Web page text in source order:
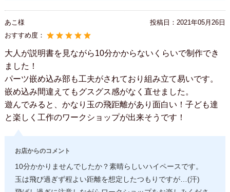
あこ様 投稿日： 2021年05月26日
おすすめ度：
大人が説明書を見ながら10分かからないくらいで制作でき
ました！
パーツ嵌め込み部も工夫がされており組み立て易いです。
嵌め込み間違えてもグスグス感がなく直せました。
遊んでみると、かなり玉の飛距離があり面白い！子ども達
と楽しく工作のワークショップが出来そうです！
お店からのコメント
10分かかりませんでしたか？素晴らしいハイペースです。
玉は飛び過ぎず程よい距離を想定したつもりですが…(汗)